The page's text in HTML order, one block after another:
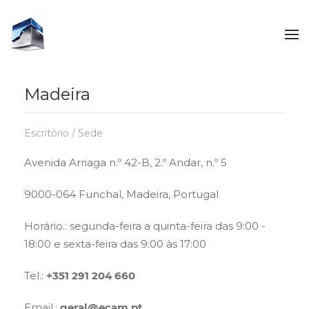
Madeira
Escritório / Sede
Avenida Arriaga n.º 42-B, 2.º Andar, n.º 5
9000-064 Funchal, Madeira, Portugal
Horário.: segunda-feira a quinta-feira das 9:00 -
18:00 e sexta-feira das 9:00 às 17:00
Tel.: +351 291 204 660